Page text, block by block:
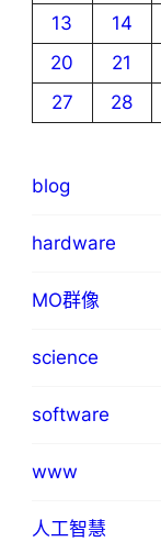
13
14
20
21
27
28
blog
hardware
MO群像
science
software
www
人工智慧